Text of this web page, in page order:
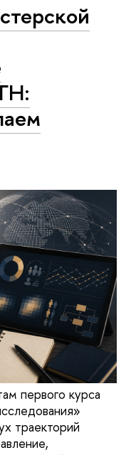
первого курса
траекторий